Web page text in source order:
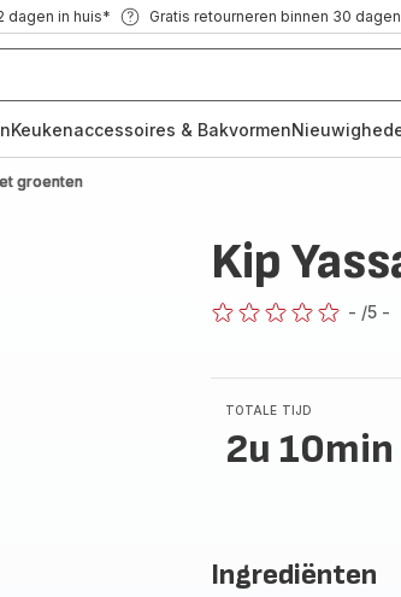
dagen in huis* Gratis retourneren binnen 30 dagen
Keukenaccessoires & Bakvormen
groenten
Kip
- /5 -
TOTALE TIJD
2u 10min
Ingrediënten